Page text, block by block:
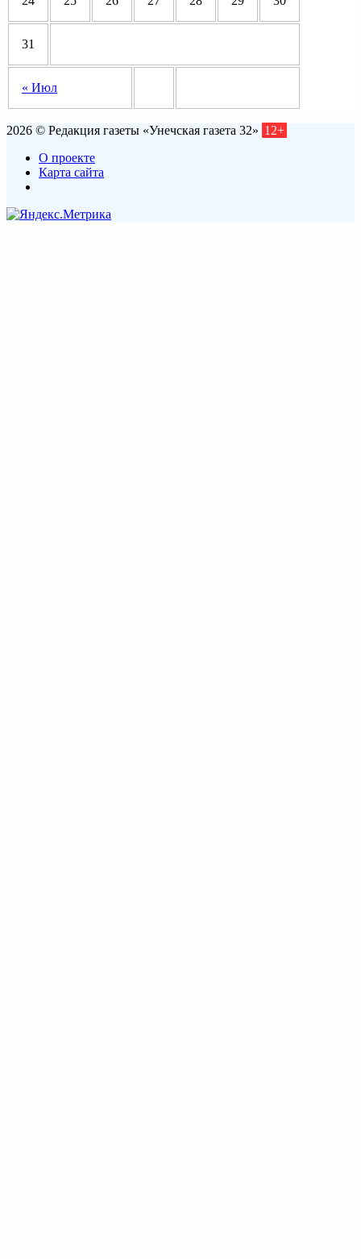
« Июл
31
2026 © Редакция газеты «Унечская газета 32» 12+
О проекте
Карта сайта